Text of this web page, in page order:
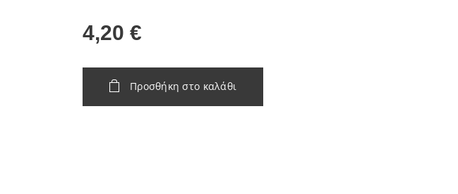
4,20 €
Προσθήκη στο καλάθι